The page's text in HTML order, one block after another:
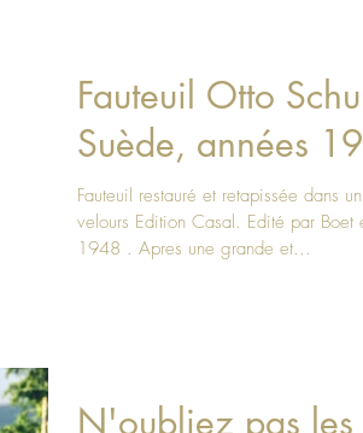
Fauteuil Otto
Suède, années
Fauteuil restauré et retapissée dans
velours Edition Casal. Edité par
1948 . Apres une grande et...
N'oubliez pas les